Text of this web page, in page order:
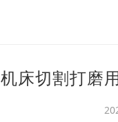
机床切割打磨